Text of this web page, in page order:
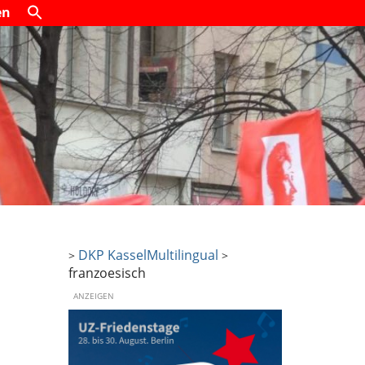
> DKP KasselMultilingual >
franzoesisch
ANZEIGEN